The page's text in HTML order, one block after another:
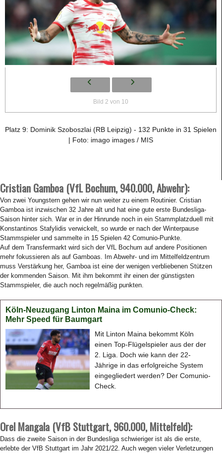
Bild 2 von 10
Platz 9: Dominik Szoboszlai (RB Leipzig) - 132 Punkte in 31 Spielen
| Foto: imago images / MIS
Cristian Gamboa (VfL Bochum, 940.000, Abwehr):
Von zwei Youngstern gehen wir nun weiter zu einem Routinier. Cristian
Gamboa ist inzwischen 32 Jahre alt und hat eine gute erste Bundesliga-
Saison hinter sich. War er in der Hinrunde noch in ein Stammplatzduell mit
Konstantinos Stafylidis verwickelt, so wurde er nach der Winterpause
Stammspieler und sammelte in 15 Spielen 42 Comunio-Punkte.
Auf dem Transfermarkt wird sich der VfL Bochum auf andere Positionen
mehr fokussieren als auf Gamboas. Im Abwehr- und im Mittelfeldzentrum
muss Verstärkung her, Gamboa ist eine der wenigen verbliebenen Stützen
der kommenden Saison. Mit ihm bekommt ihr einen der günstigsten
Stammspieler, die auch noch regelmäßig punkten.
Köln-Neuzugang Linton Maina im Comunio-Check:
Mehr Speed für Baumgart
Mit Linton Maina bekommt Köln
einen Top-Flügelspieler aus der der
2. Liga. Doch wie kann der 22-
Jährige in das erfolgreiche System
eingegliedert werden? Der Comunio-
Check.
Orel Mangala (VfB Stuttgart, 960.000, Mittelfeld):
Dass die zweite Saison in der Bundesliga schwieriger ist als die erste,
erlebte der VfB Stuttgart im Jahr 2021/22. Auch wegen vieler Verletzungen